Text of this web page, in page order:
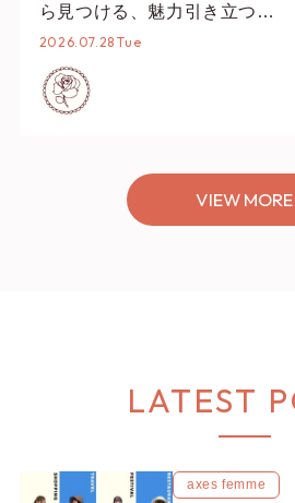
ら見つける、魅力引き立つス
タイリング♡
2026.07.28 Tue
VIEW MORE
LATEST
axes femme